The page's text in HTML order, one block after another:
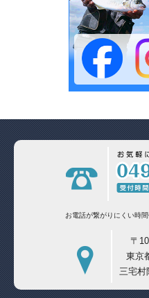
お電話が繋がりにくい時間
〒
東京
三宅村